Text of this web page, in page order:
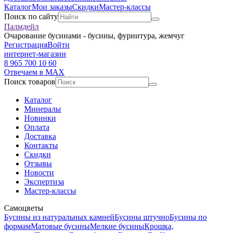
КаталогМои заказыСкидкиМастер-классы
Поиск по сайту
Палмдейл
Очарование бусинами - бусины, фурнитура, жемчуг
РегистрацияВойти
интернет-магазин
8 965 700 10 60
Отвечаем в MAX
Поиск товаров
Каталог
Минералы
Новинки
Оплата
Доставка
Контакты
Скидки
Отзывы
Новости
Экспертиза
Мастер-классы
Самоцветы
Бусины из натуральных камнейБусины штучноБусины по
формамМатовые бусиныМелкие бусиныКрошка,